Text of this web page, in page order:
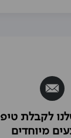
לקבלת
מיוחדים